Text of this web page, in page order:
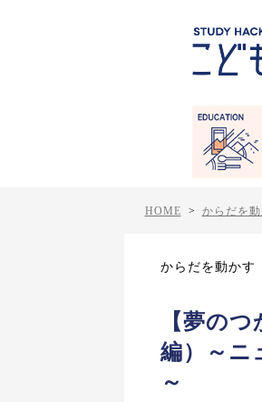
HOME > からだを
からだを動かす
【夢の
編）～ニ
～